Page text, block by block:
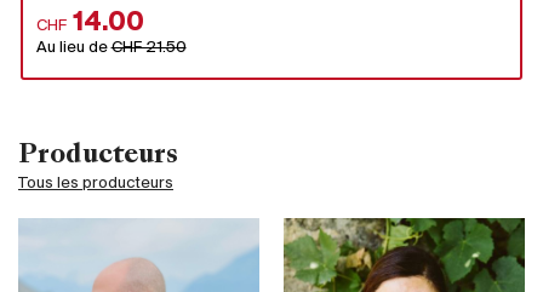
Producteurs
Tous les producteurs
CHF 14.00
Au lieu deCHF 21.50